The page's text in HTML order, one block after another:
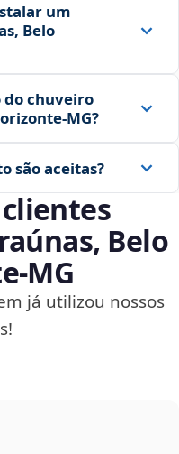
um
Belo
do chuveiro
são aceitas?
Belo
já utilizou nossos